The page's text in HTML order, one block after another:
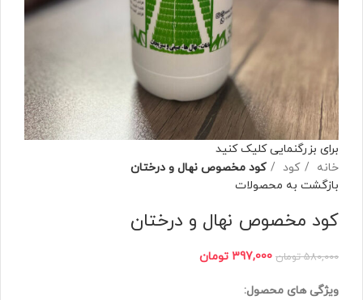
برای بزرگنمایی کلیک کنید
خانه
کود
کود مخصوص نهال و درختان
بازگشت به محصولات
کود مخصوص نهال و درختان
580,000 تومان 397,000 تومان
ویژگی های محصول: